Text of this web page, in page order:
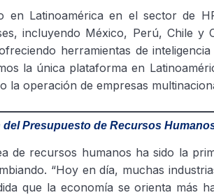
en Latinoamérica en el sector de
incluyendo México, Perú, Chile y
herramientas de
la única plataforma en
la operación de empresas
del Presupuesto de Recursos
de recursos humanos ha sido la
“Hoy en día, muchas
que la economía se orienta más